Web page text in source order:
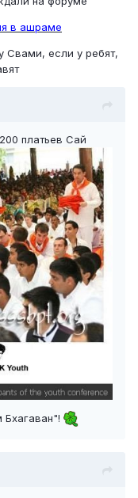
в ашраме
Свами, если у ребят,
платьев Сай
Бхагаван"!